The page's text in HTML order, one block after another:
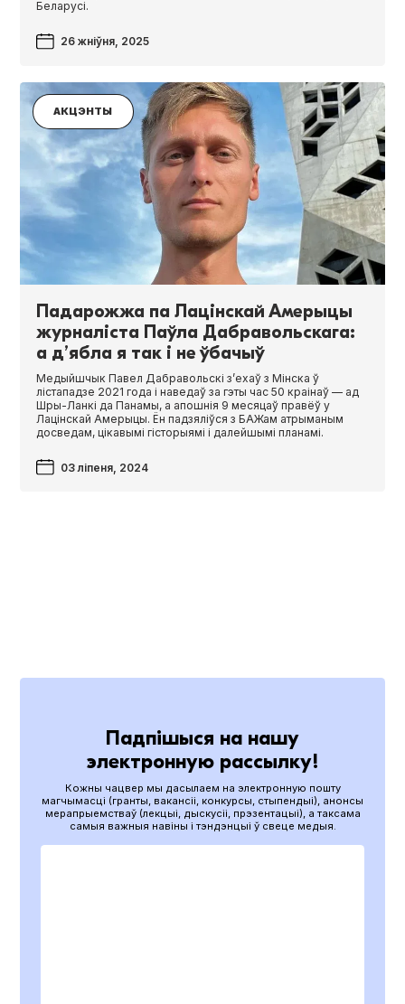
Беларусі.
26 жніўня, 2025
АКЦЭНТЫ
Падарожжа па Лацінскай Амерыцы
журналіста Паўла Дабравольскага:
а д’ябла я так і не ўбачыў
Медыйшчык Павел Дабравольскі з’ехаў з Мінска ў
лістападзе 2021 года і наведаў за гэты час 50 краінаў — ад
Шры-Ланкі да Панамы, а апошнія 9 месяцаў правёў у
Лацінскай Амерыцы. Ён падзяліўся з БАЖам атрыманым
досведам, цікавымі гісторыямі і далейшымі планамі.
03 ліпеня, 2024
Падпішыся на нашу
электронную рассылку!
Кожны чацвер мы дасылаем на электронную пошту
магчымасці (гранты, вакансіі, конкурсы, стыпендыі), анонсы
мерапрыемстваў (лекцыі, дыскусіі, прэзентацыі), а таксама
самыя важныя навіны і тэндэнцыі ў свеце медыя.